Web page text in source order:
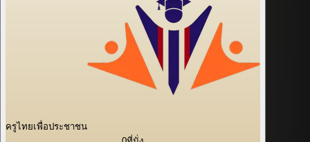
ครูไทยเพื่อประชาชน